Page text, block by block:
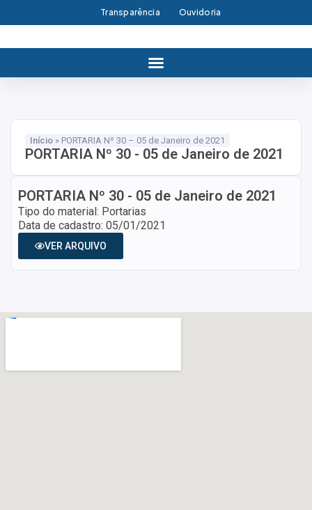
Transparência Ouvidoria
Início » PORTARIA Nº 30 – 05 de Janeiro de 2021
PORTARIA Nº 30 - 05 de Janeiro de 2021
PORTARIA Nº 30 - 05 de Janeiro de 2021
Tipo do material: Portarias
Data de cadastro: 05/01/2021
VER ARQUIVO